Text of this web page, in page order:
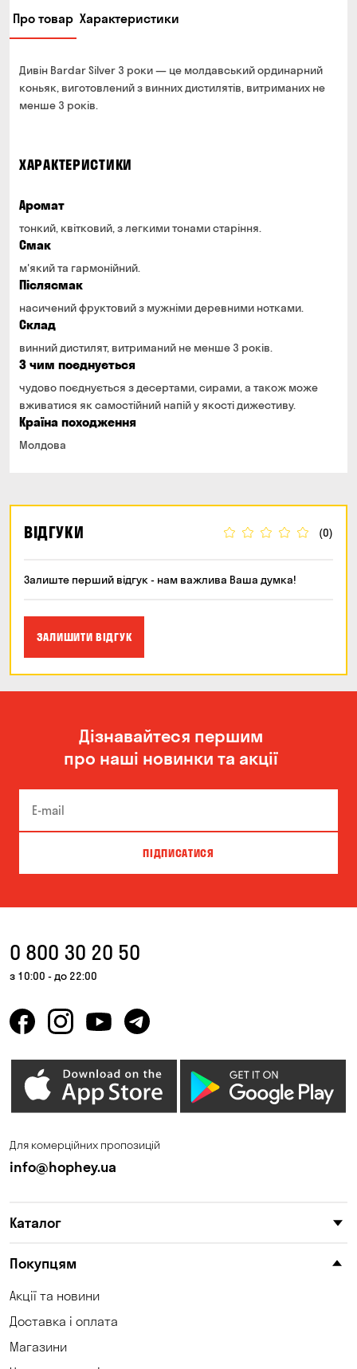
Від 400 до 699 грн
Від 700 грн безкоштовно
Термін доставки — до 90 хвилин
*на час доставки можуть впливати повітряні тривоги
банківською картою на сайті
Можете без черги забрати з магазину в зручний для
Вас час
готівкою в магазині
банківською картою на сайті та в магазині
Про товар Характеристики
Дивін Bardar Silver 3 роки — це молдавський ординарний
коньяк, виготовлений з винних дистилятів, витриманих не
менше 3 років.
ХАРАКТЕРИСТИКИ
Аромат
тонкий, квітковий, з легкими тонами старіння.
Смак
м'який та гармонійний.
Післясмак
насичений фруктовий з мужніми деревними нотками.
Склад
винний дистилят, витриманий не менше 3 років.
З чим поєднується
чудово поєднується з десертами, сирами, а також може
вживатися як самостійний напій у якості дижестиву.
Країна походження
Молдова
ВІДГУКИ (0)
Залиште перший відгук - нам важлива Ваша думка!
ЗАЛИШИТИ ВІДГУК
Дізнавайтеся першим
про наші новинки та акції
ПІДПИСАТИСЯ
0 800 30 20 50
з 10:00 - до 22:00
Для комерційних пропозицій
info@hophey.ua
Каталог
Покупцям
Акції та новини
Доставка і оплата
Магазини